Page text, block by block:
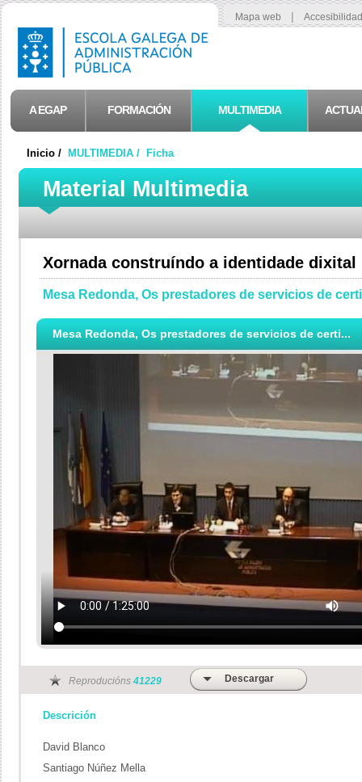
Mapa web |
A EGAP FORMACIÓN MULTIMEDIA
Inicio / MULTIMEDIA / Ficha
Material Multimedia
Xornada construíndo a identidade dixital
Mesa Redonda, Os prestadores de servicios de
Mesa Redonda, Os prestadores de servicios de certi...
Reproducións 41229 Descargar
Descrición
David Blanco
Santiago Núñez Mella